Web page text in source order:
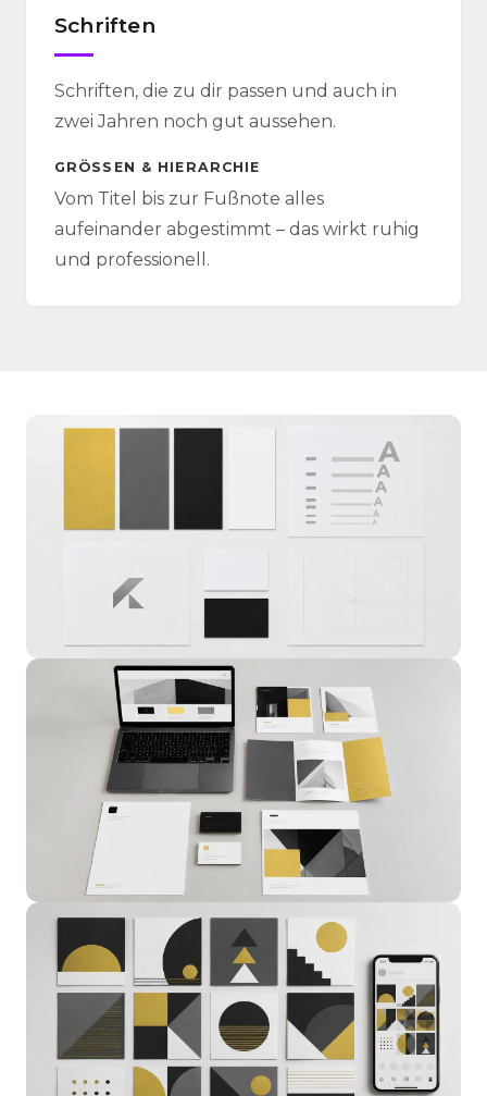
Schriften
Schriften, die zu dir passen und auch in
zwei Jahren noch gut aussehen.
GRÖSSEN & HIERARCHIE
Vom Titel bis zur Fußnote alles
aufeinander abgestimmt – das wirkt ruhig
und professionell.